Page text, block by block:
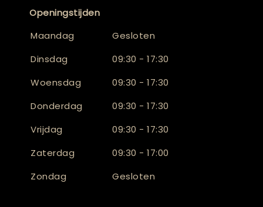
Openingstijden
Maandag
Gesloten
Dinsdag
09:30 - 17:30
Woensdag
09:30 - 17:30
Donderdag
09:30 - 17:30
Vrijdag
09:30 - 17:30
Zaterdag
09:30 - 17:00
Zondag
Gesloten